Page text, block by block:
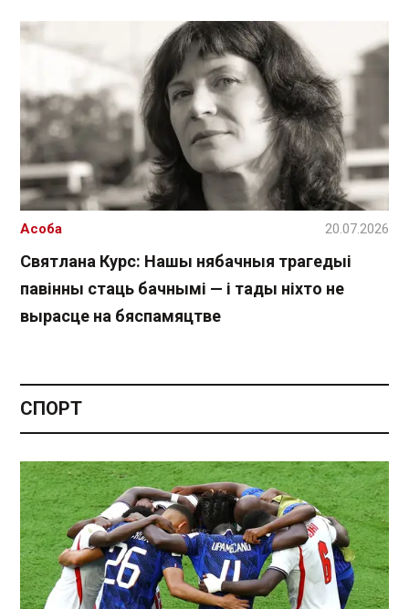
Святлана Курс: Нашы нябачныя трагедыі
павінны стаць бачнымі — і тады ніхто не
вырасце на бяспамяцтве
Асоба 20.07.2026
СПОРТ